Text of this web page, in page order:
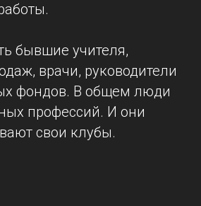
бывшие учителя,
врачи, руководители
фондов. В общем люди
профессий. И они
свои клубы.